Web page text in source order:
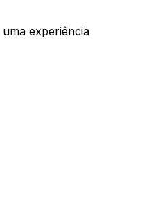
uma experiência